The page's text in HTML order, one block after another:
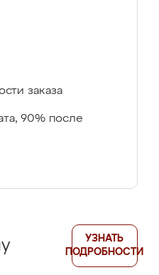
заказа
90% после
УЗНАТЬ
ПОДРОБНОСТИ